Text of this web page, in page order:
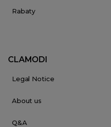
Rabaty
CLAMODI
Legal Notice
About us
Q&A